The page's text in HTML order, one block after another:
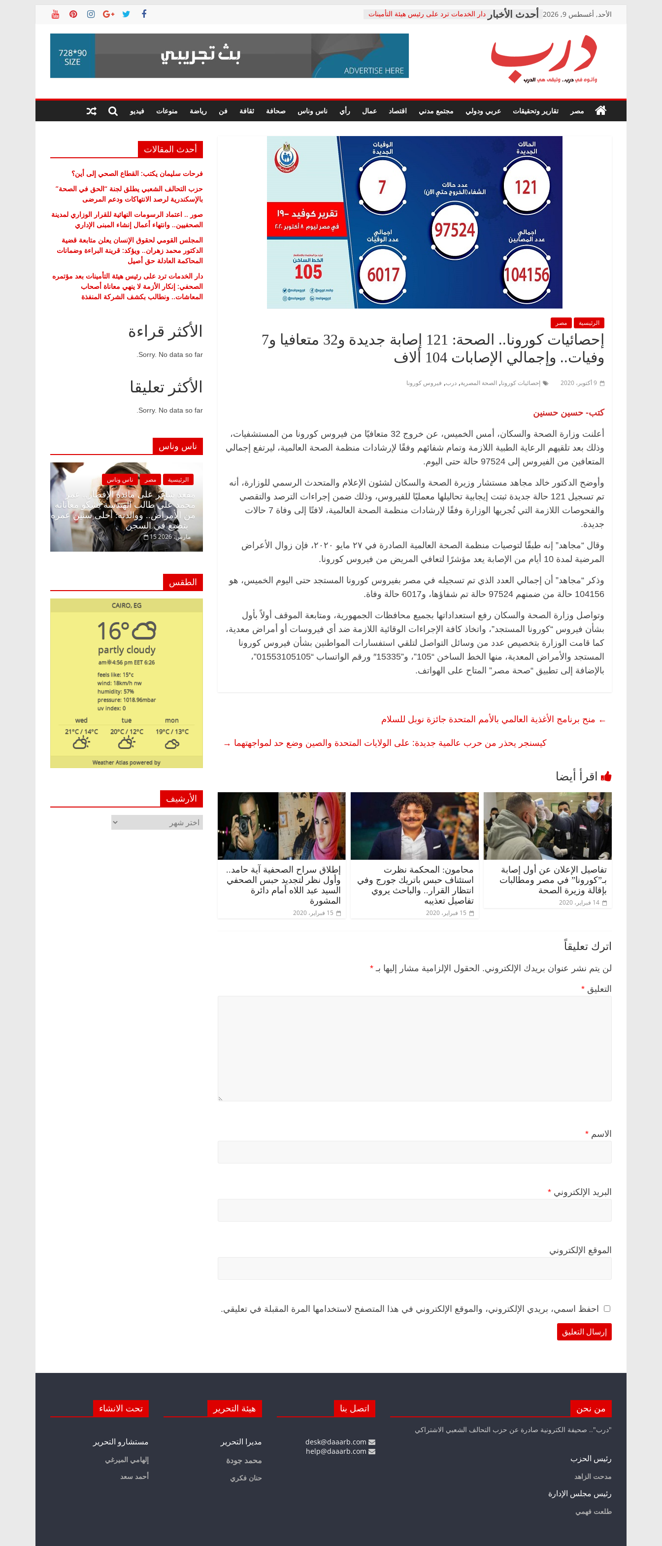
الأحد, أغسطس 9, 2026
دار الخدمات ترد على رئيس هيئة التأمينات
معاناة أصحاب المعاشات.. ونطالب بكشف
فرحات سليمان يكتب: القطاع الصحي إلى
حزب التحالف الشعبي يطلق لجنة “الحق
صور .. اعتماد الرسومات النهائية للقرار
الوزاري لمدينة الصحفيين.. وانتهاء أعمال
إنشاء المبنى الإداري
متابعة قضية الدكتور محمد زهران.. ويؤكد:
قرينة البراءة وضمانات المحاكمة العادلة
درب
في
درب..
مصر تقارير وتحقيقات عربي ودولي مجتمع مدني اقتصاد عمال رأي ناس وناس صحافة ثقافة فن رياضة منوعات فيديو
الرئيسية مصر
إحصائيات كورونا.. الصحة: 121 إصابة جديدة و32 متعافيا و7
وفيات.. وإجمالي الإصابات 104 ألاف
9 أكتوبر، 2020 إحصائيات كورونا, الصحة المصرية, درب, فيروس كورونا
كتب- حسين حسنين
أعلنت وزارة الصحة والسكان، أمس الخميس، عن خروج 32 متعافيًا من فيروس كورونا من المستشفيات،
وذلك بعد تلقيهم الرعاية الطبية اللازمة وتمام شفائهم وفقًا لإرشادات منظمة الصحة العالمية، ليرتفع إجمالي
المتعافين من الفيروس إلى 97524 حالة حتى اليوم.
وأوضح الدكتور خالد مجاهد مستشار وزيرة الصحة والسكان لشئون الإعلام والمتحدث الرسمي للوزارة، أنه
تم تسجيل 121 حالة جديدة ثبتت إيجابية تحاليلها معمليًا للفيروس، وذلك ضمن إجراءات الترصد والتقصي
والفحوصات اللازمة التي تُجريها الوزارة وفقًا لإرشادات منظمة الصحة العالمية، لافتًا إلى وفاة 7 حالات
جديدة.
وقال “مجاهد” إنه طبقًا لتوصيات منظمة الصحة العالمية الصادرة في ٢٧ مايو ٢٠٢٠، فإن زوال الأعراض
المرضية لمدة 10 أيام من الإصابة يعد مؤشرًا لتعافي المريض من فيروس كورونا.
وذكر “مجاهد” أن إجمالي العدد الذي تم تسجيله في مصر بفيروس كورونا المستجد حتى اليوم الخميس، هو
104156 حالة من ضمنهم 97524 حالة تم شفاؤها، و6017 حالة وفاة.
وتواصل وزارة الصحة والسكان رفع استعداداتها بجميع محافظات الجمهورية، ومتابعة الموقف أولاً بأول
بشأن فيروس “كورونا المستجد”، واتخاذ كافة الإجراءات الوقائية اللازمة ضد أي فيروسات أو أمراض معدية،
كما قامت الوزارة بتخصيص عدد من وسائل التواصل لتلقي استفسارات المواطنين بشأن فيروس كورونا
المستجد والأمراض المعدية، منها الخط الساخن “105”، و”15335″ ورقم الواتساب “01553105105”،
بالإضافة إلى تطبيق “صحة مصر” المتاح على الهواتف.
← منح برنامج الأغذية العالمي بالأمم المتحدة جائزة نوبل للسلام
كيسنجر يحذر من حرب عالمية جديدة: على الولايات المتحدة والصين وضع حد لمواجهتهما →
تفاصيل الإعلان عن أول إصابة
بـ”كورونا” في مصر ومطالبات
بإقالة وزيرة الصحة
14 فبراير، 2020
محامون: المحكمة نظرت
استئناف حبس باتريك جورج وفي
انتظار القرار.. والباحث يروي
تفاصيل تعذيبه
15 فبراير، 2020
إطلاق سراح الصحفية آية حامد..
وأول نظر لتجديد حبس الصحفي
السيد عبد اللاه أمام دائرة
المشورة
15 فبراير، 2020
اترك تعليقاً
لن يتم نشر عنوان بريدك الإلكتروني. الحقول الإلزامية مشار إليها بـ *
التعليق *
الاسم *
البريد الإلكتروني *
الموقع الإلكتروني
احفظ اسمي، بريدي الإلكتروني، والموقع الإلكتروني في هذا المتصفح لاستخدامها المرة المقبلة في تعليقي.
أحدث المقالات
فرحات سليمان يكتب: القطاع الصحي إلى أين؟
حزب التحالف الشعبي يطلق لجنة “الحق في الصحة”
بالإسكندرية لرصد الانتهاكات ودعم المرضى
صور .. اعتماد الرسومات النهائية للقرار الوزاري لمدينة
الصحفيين.. وانتهاء أعمال إنشاء المبنى الإداري
المجلس القومي لحقوق الإنسان يعلن متابعة قضية
الدكتور محمد زهران.. ويؤكد: قرينة البراءة وضمانات
المحاكمة العادلة حق أصيل
دار الخدمات ترد على رئيس هيئة التأمينات بعد مؤتمره
الصحفي: إنكار الأزمة لا ينهي معاناة أصحاب
المعاشات.. ونطالب بكشف الشركة المنفذة
الأكثر قراءة
Sorry. No data so far.
الأكثر تعليقا
Sorry. No data so far.
ناس وناس
الرئيسية مصر
مقعد شاغر على مائدة
محمد علي طالب الهندسة
من الأمراض.. ووالدته:
بتضيع في السجن
15 مارس، 2026
الرئيسية ناس وناس
مقعد شاغر على الإفطار وبلكونة بلا زينة
رمضان.. د. عبدالخالق فاروق خبير
اقتصادي في انتظار حلم الحرية ولمة
الرئيسية مصر ناس وناس
مقعد شاغر على مائدة الإفطار.. يحيى
حسين عبدالهادي فارس مقاومة
الخصخصة الذي دافع عن المال العام
الرئيسية ناس وناس
في ذكرى رحيله.. د. نور فرحات فقيه
قانوني دافع عن قضايا الوطن وانحاز
فاروق.. خبير اقتصادي
ميلاده وحيداً على أبواب
الطقس
CAIRO, EG
16°
partly cloudy
6:26 am
4:56 pm EET
feels like: 15°c
wind: 18km/h nw
humidity: 57%
pressure: 1018.96mbar
uv index: 0
mon
tue
wed
19°C/ 13°C
20°C/ 12°C
21°C/ 14°C
powered by
Weather Atlas
الأرشيف
الأرشيف
من نحن
"درب".. صحيفة الكترونية صادرة عن حزب التحالف الشعبي الاشتراكي
رئيس الحزب
مدحت الزاهد
رئيس مجلس الإدارة
طلعت فهمي
اتصل بنا هيئة التحرير
مديرا التحرير
محمد جودة
حنان فكري
تحت الانشاء
مستشارو التحرير
إلهامي الميرغي
أحمد سعد